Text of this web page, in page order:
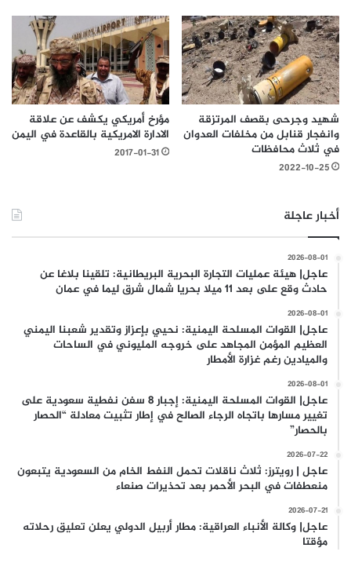
شهيد وجرحى بقصف المرتزقة
وانفجار قنابل من مخلفات العدوان
في ثلاث محافظات
2022-10-25
مؤرخ أمريكي يكشف عن علاقة
الادارة الامريكية بالقاعدة في اليمن
2017-01-31
أخبار عاجلة
2026-08-01
عاجل| هيئة عمليات التجارة البحرية البريطانية: تلقينا بلاغا عن
حادث وقع على بعد 11 ميلا بحريا شمال شرق ليما في عمان
2026-08-01
عاجل| القوات المسلحة اليمنية: نحيي بإعزاز وتقدير شعبنا اليمني
العظيم المؤمن المجاهد على خروجه المليوني في الساحات
والميادين رغم غزارة الأمطار
2026-08-01
عاجل| القوات المسلحة اليمنية: إجبار 8 سفن نفطية سعودية على
تغيير مسارها باتجاه الرجاء الصالح في إطار تثبيت معادلة “الحصار
بالحصار”
2026-07-22
عاجل | رويترز: ثلاث ناقلات تحمل النفط الخام من السعودية يتبعون
منعطفات في البحر الأحمر بعد تحذيرات صنعاء
2026-07-21
عاجل| وكالة الأنباء العراقية: مطار أربيل الدولي يعلن تعليق رحلاته
مؤقتا